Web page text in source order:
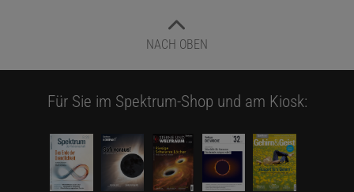
NACH OBEN
Für Sie im Spektrum-Shop und am Kiosk: